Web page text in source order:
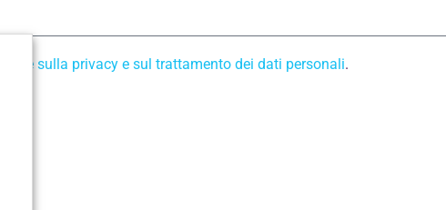
norme sulla privacy e sul trattamento dei dati personali.